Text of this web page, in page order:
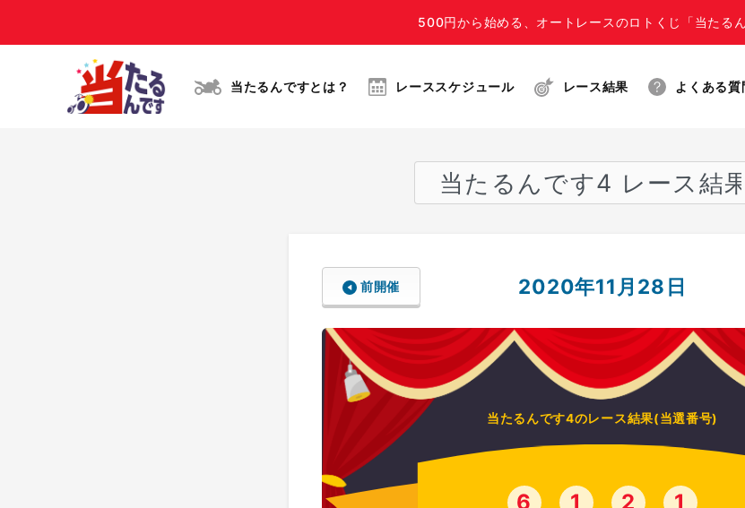
500円から始める、オートレースのロトくじ「当たるん
当たるんですとは？ レーススケジュール レース結果 よくある質
前開催 2020年11月28日
当たるんです4のレース結果(当選番号)
6 1 2 1